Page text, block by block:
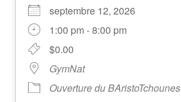
septembre 12, 2026
1:00 pm - 8:00 pm
$0.00
GymNat
Ouverture du BAristoTchounes